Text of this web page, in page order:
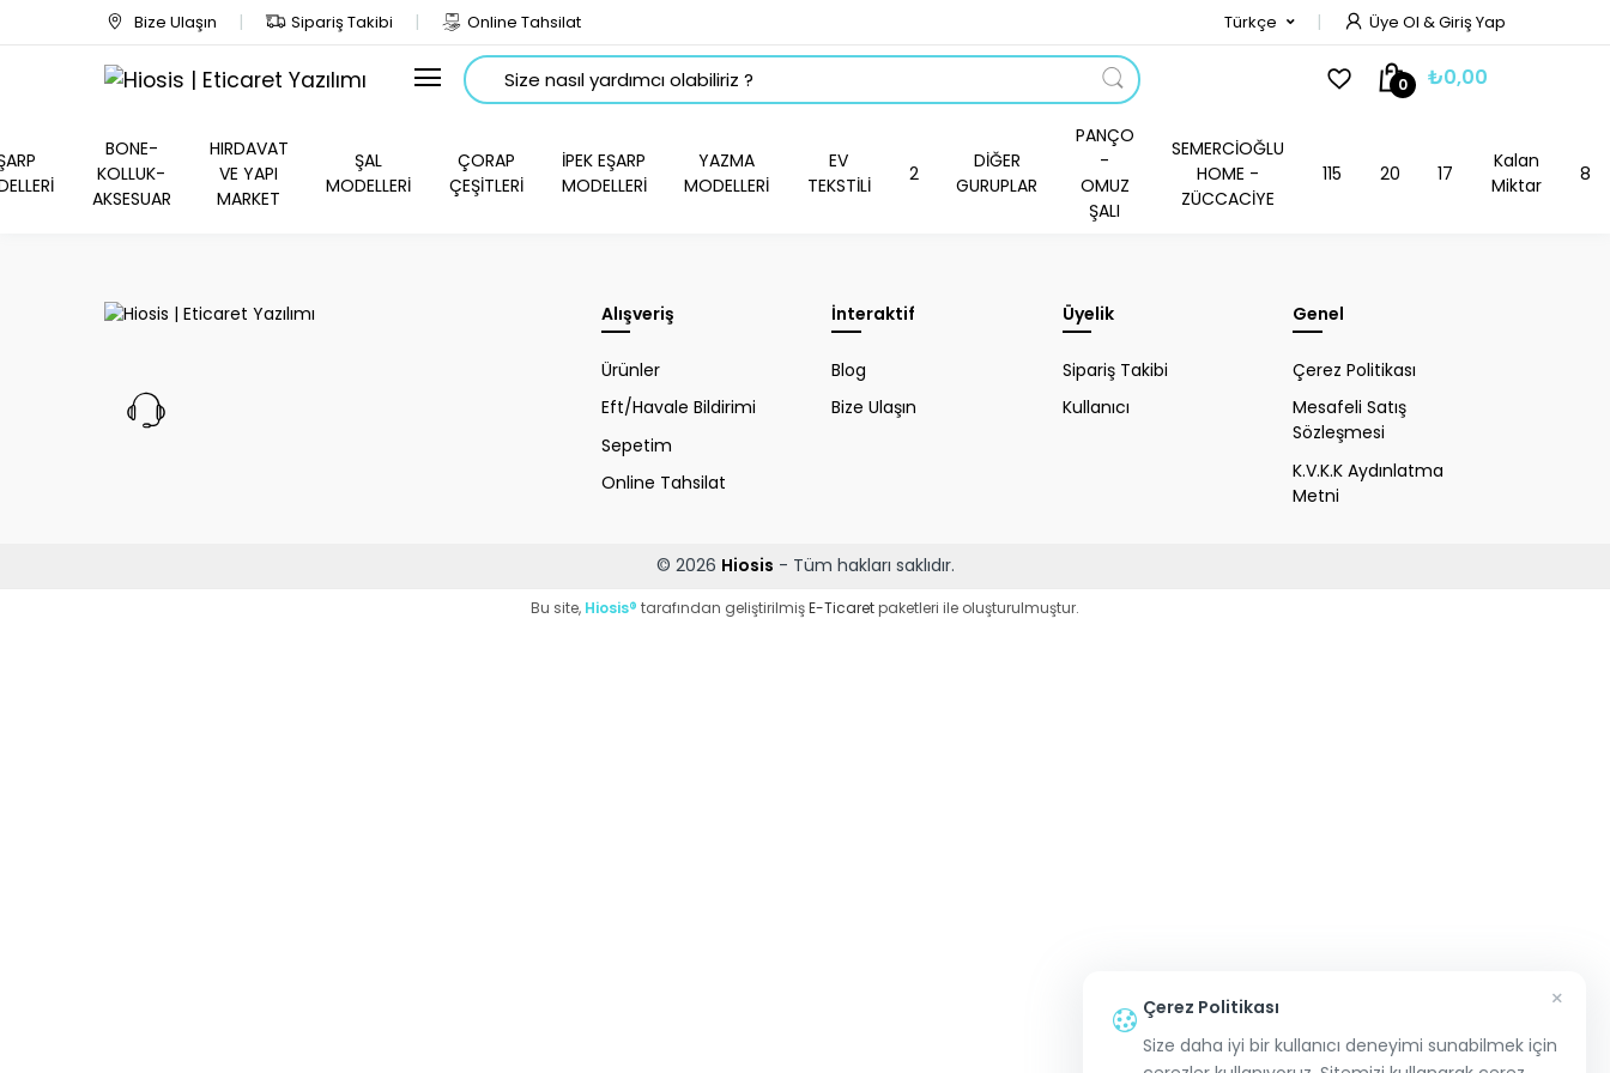
Bize Ulaşın Sipariş Takibi Online Tahsilat Türkçe Üye Ol & Giriş Yap
Arama
0 ₺0,00
BONE-
KOLLUK-
AKSESUAR
HIRDAVAT
VE YAPI
MARKET
ŞAL
MODELLERİ
ÇORAP
ÇEŞİTLERİ
İPEK EŞARP
MODELLERİ
YAZMA
MODELLERİ
EV
TEKSTİLİ
2
DİĞER
GURUPLAR
PANÇO
-
OMUZ
ŞALI
SEMERCİOĞLU
HOME -
ZÜCCACİYE
115 20 17
Kalan
Miktar
8
Alışveriş
Ürünler
Eft/Havale Bildirimi
Sepetim
Online Tahsilat
İnteraktif
Blog
Bize Ulaşın
Üyelik
Sipariş Takibi
Kullanıcı
Genel
Çerez Politikası
Mesafeli Satış
Sözleşmesi
K.V.K.K Aydınlatma
Metni
© 2026 Hiosis - Tüm hakları saklıdır.
Bu site, Hiosis® tarafından geliştirilmişE-Ticaretpaketleri ile oluşturulmuştur.
Çerez Politikası
Size daha iyi bir kullanıcı deneyimi sunabilmek için
×